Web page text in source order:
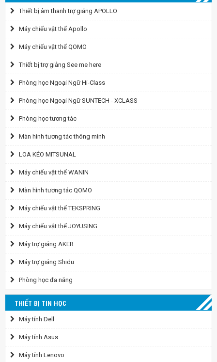
Thiết bị âm thanh trợ giảng APOLLO
Máy chiếu vật thể Apollo
Máy chiếu vật thể QOMO
Thiết bị trợ giảng See me here
Phòng học Ngoại Ngữ Hi-Class
Phòng học Ngoại Ngữ SUNTECH - XCLASS
Phòng học tương tác
Màn hình tương tác thông minh
LOA KÉO MITSUNAL
Máy chiếu vật thể WANIN
Màn hình tương tác QOMO
Máy chiếu vật thể TEKSPRING
Máy chiếu vật thể JOYUSING
Máy trợ giảng AKER
Máy trợ giảng Shidu
Phòng học đa năng
THIẾT BỊ TIN HỌC
Máy tính Dell
Máy tính Asus
Máy tính Lenovo